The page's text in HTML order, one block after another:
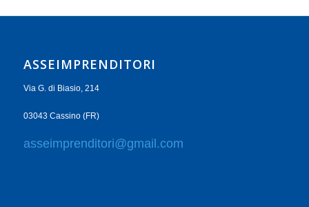
ASSEIMPRENDITORI
Via G. di Biasio, 214
03043 Cassino (FR)
asseimprenditori@gmail.com